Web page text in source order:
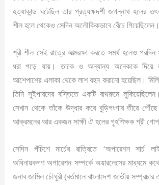
হত্যাকান্ড ঘটেছিল তার প্রত্যক্ষদর্শী জগন্নাথ হলের
শীল হলে থেকেও সেদিন অলৌকিকভাবে বেঁচে গিয়েছিলেন।
শ্রী শীল সেই রাত্রে আত্মরক্ষা করতে সমর্থ হলেও পরদিন
ধরা পড়ে যায়। তাকে ও অন্যান্য অনেককে
আশেপাশের এলাকা থেকে লাশ বহন করানো হয়েছিল।
তিনি সুইপারদের বস্তিতে একটি বাথরুমে
সেখান থেকে তাঁকে উদ্ধার করে বুড়িগংগার তীরে
আক্রমনের আর একজন সাক্ষী ঐ হলের গৃ্হশিক্ষক শ্রী
সেদিন পঁচিশে মার্চের রাত্রিতে ‘অপারেশন সার্চ
অধিনায়কগণ অপারেশন সম্পর্কে অয়ারলেসের মাধ্যমে
জনাব জামিল চৌধুরী (বর্তমানে বাংলাদেশ জাতীয়